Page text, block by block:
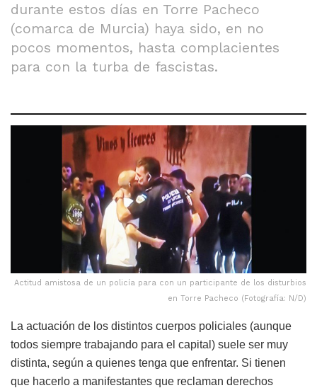
durante estos días en Torre Pacheco
(comarca de Murcia) haya sido, en no
pocos momentos, hasta complacientes
para con la turba de fascistas.
Actitud amistosa de un policía para con un participante de los disturbios
en Torre Pacheco (Fotografía: N/D)
La actuación de los distintos cuerpos policiales (aunque
todos siempre trabajando para el capital) suele ser muy
distinta, según a quienes tenga que enfrentar. Si tienen
que hacerlo a manifestantes que reclaman derechos